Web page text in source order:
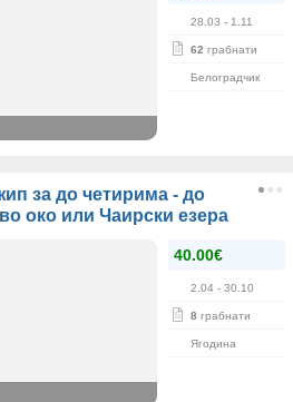
28.03 - 1.11
62 грабнати
Белоградчик
за до четирима - до
око или Чаирски езера
40.00€
2.04 - 30.10
8 грабнати
Ягодина